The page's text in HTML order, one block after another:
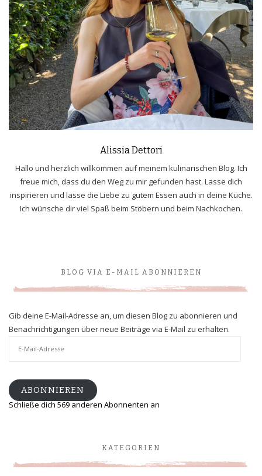
Alissia Dettori
Hallo und herzlich willkommen auf meinem kulinarischen Blog. Ich
freue mich, dass du den Weg zu mir gefunden hast. Lasse dich
inspirieren und lasse die Liebe zu gutem Essen auch in deine Küche.
Ich wünsche dir viel Spaß beim Stöbern und beim Nachkochen.
BLOG VIA E-MAIL ABONNIEREN
Gib deine E-Mail-Adresse an, um diesen Blog zu abonnieren und
Benachrichtigungen über neue Beiträge via E-Mail zu erhalten.
ABONNIEREN
Schließe dich 569 anderen Abonnenten an
KATEGORIEN